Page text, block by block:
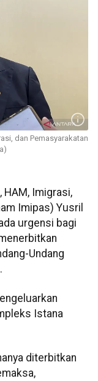
dan Pemasyarakatan
HAM, Imigrasi,
Imipas) Yusril
urgensi bagi
Undang
Istana
diterbitkan